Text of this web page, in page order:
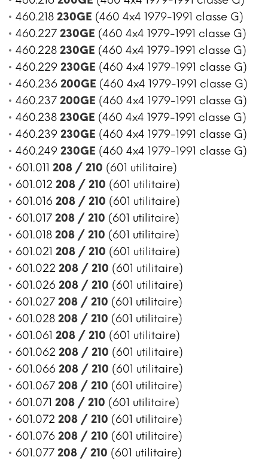
460.218 230GE (460 4x4 1979-1991 classe G)
460.227 230GE (460 4x4 1979-1991 classe G)
460.228 230GE (460 4x4 1979-1991 classe G)
460.229 230GE (460 4x4 1979-1991 classe G)
460.236 200GE (460 4x4 1979-1991 classe G)
460.237 200GE (460 4x4 1979-1991 classe G)
460.238 230GE (460 4x4 1979-1991 classe G)
460.239 230GE (460 4x4 1979-1991 classe G)
460.249 230GE (460 4x4 1979-1991 classe G)
601.011 208 / 210 (601 utilitaire)
601.012 208 / 210 (601 utilitaire)
601.016 208 / 210 (601 utilitaire)
601.017 208 / 210 (601 utilitaire)
601.018 208 / 210 (601 utilitaire)
601.021 208 / 210 (601 utilitaire)
601.022 208 / 210 (601 utilitaire)
601.026 208 / 210 (601 utilitaire)
601.027 208 / 210 (601 utilitaire)
601.028 208 / 210 (601 utilitaire)
601.061 208 / 210 (601 utilitaire)
601.062 208 / 210 (601 utilitaire)
601.066 208 / 210 (601 utilitaire)
601.067 208 / 210 (601 utilitaire)
601.071 208 / 210 (601 utilitaire)
601.072 208 / 210 (601 utilitaire)
601.076 208 / 210 (601 utilitaire)
601.077 208 / 210 (601 utilitaire)